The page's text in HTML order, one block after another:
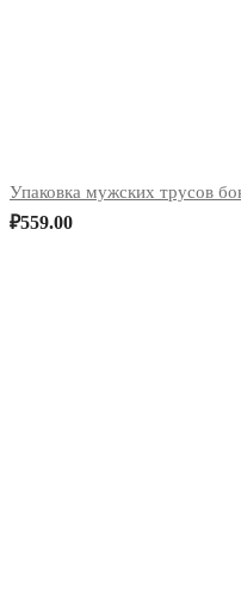
Упаковка мужских трусов
₽559.00